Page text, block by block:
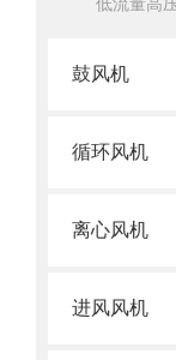
鼓风机
循环风机
离心风机
进风风机